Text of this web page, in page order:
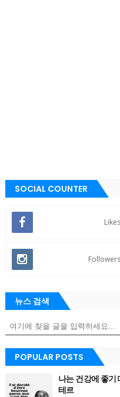
SOCIAL COUNTER
Likes
Followers
뉴스 검색
POPULAR POSTS
나는 건강에 좋
테르